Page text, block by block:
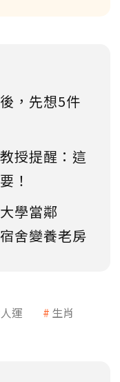
，先想5件
授提醒：這
！
學當鄰
舍變養老房
運
生肖